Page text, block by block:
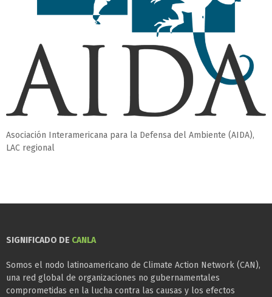
Asociación Interamericana para la Defensa del Ambiente (AIDA),
LAC regional
SIGNIFICADO DE CANLA
Somos el nodo latinoamericano de Climate Action Network (CAN),
una red global de organizaciones no gubernamentales
comprometidas en la lucha contra las causas y los efectos